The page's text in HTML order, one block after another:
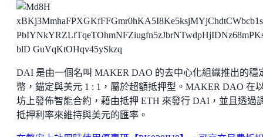
DAI 是由一個名叫 MAKER DAO 的去中心化組織推出的穩
幣，錨定與美元 1 : 1，屬於超額抵押型。MAKER DAO 在
坊上發佈智能合約，藉由抵押 ETH 來發行 DAI，並且透過
抵押利率來維持與美元的匯率。